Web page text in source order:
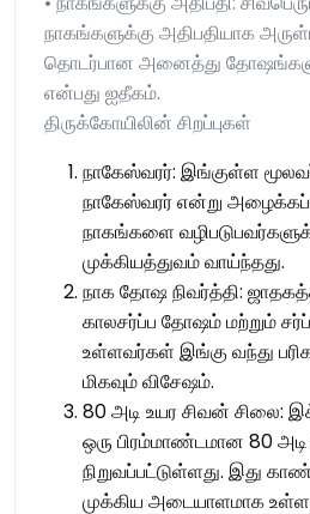
நாகங்களுக்கு அதிபதியாக
தொடர்பான அனைத்து
என்பது ஐதீகம்.
திருக்கோயிலின் சிறப்புகள்
நாகேஸ்வரர்: இங்குள்ள
நாகேஸ்வரர் என்று
நாகங்களை
முக்கியத்துவம் வாய்ந்தது.
நாக தோஷ நிவர்த்தி:
காலசர்ப்ப தோஷம் மற்றும்
உள்ளவர்கள் இங்கு வந்து
மிகவும் விசேஷம்.
80 அடி உயர சிவன் சிலை:
ஒரு பிரம்மாண்டமான 80
நிறுவப்பட்டுள்ளது. இது
முக்கிய அடையாளமாக